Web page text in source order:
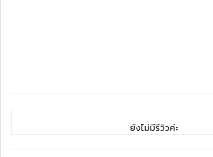
ยังไม่มีรีวิวค่ะ